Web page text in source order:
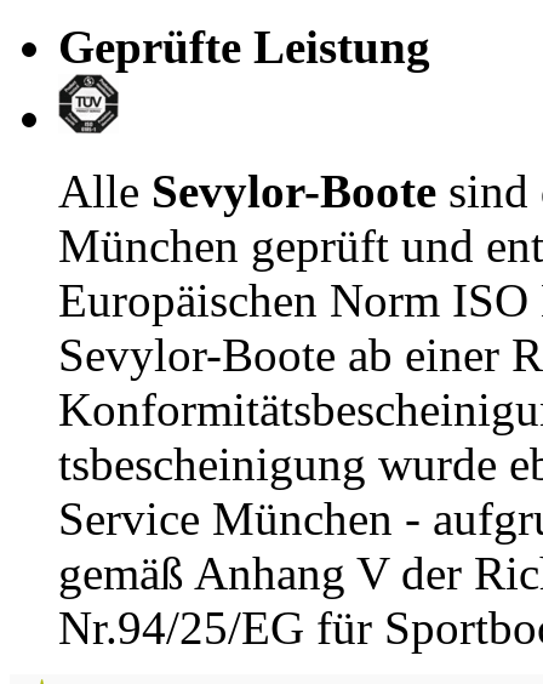
Geprüfte Leistung
Alle Sevylor-Boote sind
München geprüft und
Europäischen Norm
Sevylor-Boote ab einer
tsbescheinigung wurde
Service München -
gemäß Anhang V der
Nr.94/25/EG für